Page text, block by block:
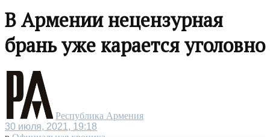
В Армении нецензурная
брань уже карается уголовно
Республика Армения
30 июля, 2021, 19:18